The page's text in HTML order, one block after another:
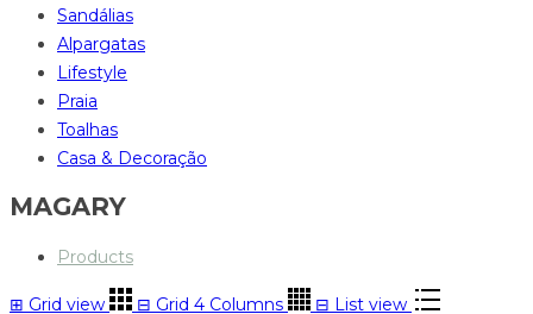
Sandálias
Alpargatas
Lifestyle
Praia
Toalhas
Casa & Decoração
MAGARY
Products
⊞ Grid view ⊟ Grid 4 Columns ⊟ List view